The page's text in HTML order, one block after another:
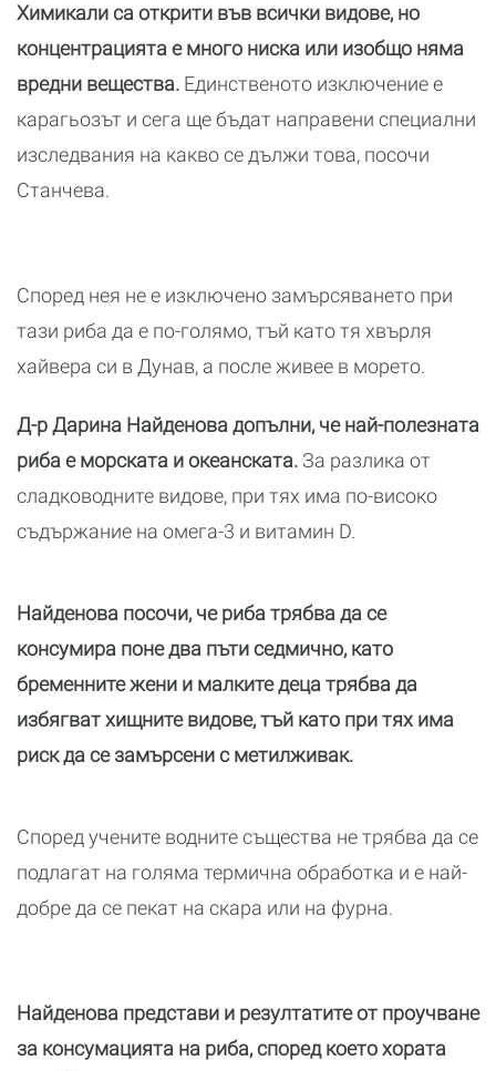
Химикали са открити във всички видове, но
концентрацията е много ниска или изобщо няма
вредни вещества. Единственото изключение е
карагьозът и сега ще бъдат направени специални
изследвания на какво се дължи това, посочи
Станчева.
Според нея не е изключено замърсяването при
тази риба да е по-голямо, тъй като тя хвърля
хайвера си в Дунав, а после живее в морето.
Д-р Дарина Найденова допълни, че най-полезната
риба е морската и океанската. За разлика от
сладководните видове, при тях има по-високо
съдържание на омега-3 и витамин D.
Найденова посочи, че риба трябва да се
консумира поне два пъти седмично, като
бременните жени и малките деца трябва да
избягват хищните видове, тъй като при тях има
риск да се замърсени с метилживак.
Според учените водните същества не трябва да се
подлагат на голяма термична обработка и е най-
добре да се пекат на скара или на фурна.
Найденова представи и резултатите от проучване
за консумацията на риба, според което хората